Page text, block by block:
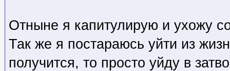
Отныне я капитулирую и ухожу
Так же я постараюсь уйти из
получится, то просто уйду в